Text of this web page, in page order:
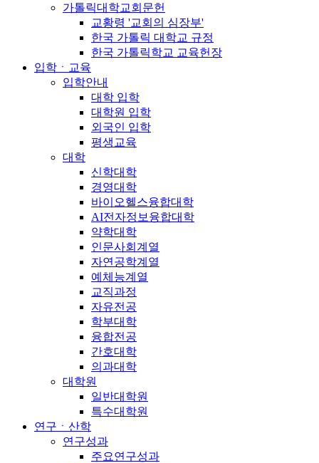
가톨릭대학교회문헌
교황령 '교회의 심장부'
한국 가톨릭 대학교 규정
한국 가톨릭학교 교육헌장
입학ㆍ교육
입학안내
대학 입학
대학원 입학
외국인 입학
평생교육
대학
신학대학
경영대학
바이오헬스융합대학
AI전자정보융합대학
약학대학
인문사회계열
자연공학계열
예체능계열
교직과정
자유전공
학부대학
융합전공
간호대학
의과대학
대학원
일반대학원
특수대학원
연구ㆍ산학
연구성과
주요연구성과